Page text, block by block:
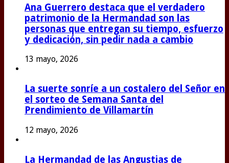
Ana Guerrero destaca que el verdadero
patrimonio de la Hermandad son las
personas que entregan su tiempo, esfuerzo
y dedicación, sin pedir nada a cambio
13 mayo, 2026
La suerte sonríe a un costalero del Señor en
el sorteo de Semana Santa del
Prendimiento de Villamartín
12 mayo, 2026
La Hermandad de las Angustias de